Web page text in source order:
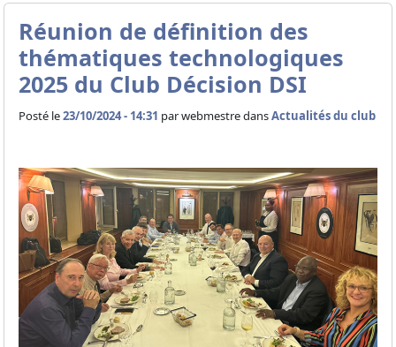
Réunion de définition des
thématiques technologiques
2025 du Club Décision DSI
Posté le23/10/2024 - 14:31 parwebmestre dansActualités du club